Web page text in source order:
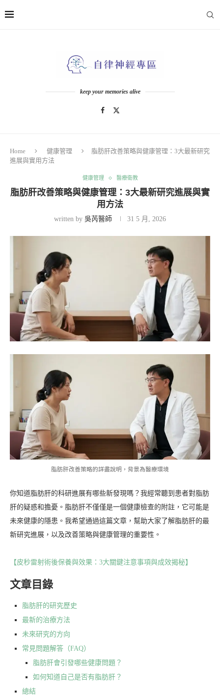
keep your memories alive
Home 健康管理
脂肪肝改善策略與健康管理：3大最新研究
進展與實用方法
健康管理 醫療衛教
脂肪肝改善策略與健康管理：3大最新研究進展與實
用方法
written by 吳芮醫師 31 5 月, 2026
脂肪肝改善策略的詳盡說明，背景為醫療環境
你知道脂肪肝的科研進展有哪些新發現嗎？我經常聽到患者對脂肪
肝的疑惑和擔憂。脂肪肝不僅僅是一個健康檢查的附註，它可能是
未來健康的隱患。我希望通過這篇文章，幫助大家了解脂肪肝的最
新研究進展，以及改善策略與健康管理的重要性。
【皮秒雷射術後保養與效果：3大關鍵注意事項與成效揭秘】
文章目錄
脂肪肝的研究歷史
最新的治療方法
未來研究的方向
常見問題解答（FAQ）
脂肪肝會引發哪些健康問題？
如何知道自己是否有脂肪肝？
總結